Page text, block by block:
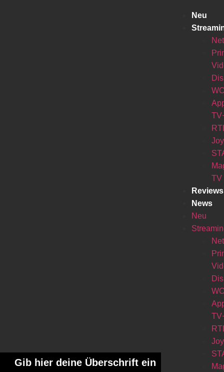
Neu
TV
Reviews
News
Neu
Gib hier deine Überschrift ein